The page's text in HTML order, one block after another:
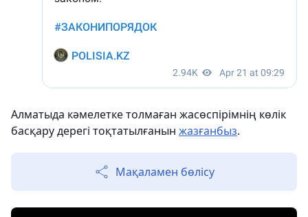
Алматыда кәмелетке толмаған жасөспірімнің көлік
басқару дерегі тоқтатылғанын жазғанбыз.
Мақаламен бөлісу